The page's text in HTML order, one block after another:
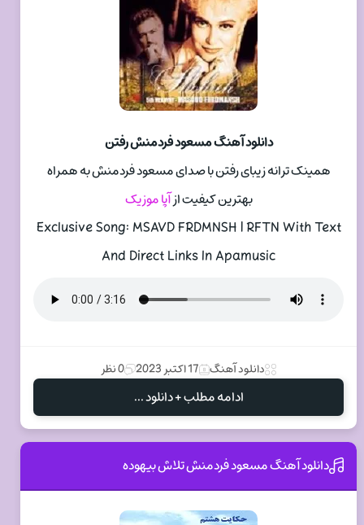
دانلود آهنگ مسعود فردمنش رفتن
همینک ترانه زیبای رفتن با صدای مسعود فردمنش به همراه
بهترین کیفیت ازآپا موزیک
Exclusive Song: MSAVD FRDMNSH | RFTN With Text
And Direct Links In Apamusic
دانلود آهنگ 17 اکتبر 2023 0 نظر
ادامه مطلب + دانلود ...
دانلود آهنگ مسعود فردمنش تلاش بیهوده